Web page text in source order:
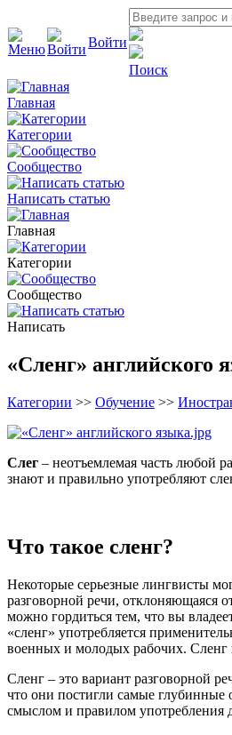
Войти
Поиск
Главная
Категории
Сообщество
Написать статью
Главная
Категории
Сообщество
Написать
«Cленг» английского
Категории >> Обучение >>
Слег – неотъемлемая часть любой
знают и правильно употребляют
Что такое сленг?
Некоторые серьезные лингвисты
разговорной речи, отклоняющаяся
можно гордиться тем, что вы
«сленг» употребляется
военных и молодых рабочих. Сленг
Сленг – это вариант разговорной
что они постигли самые глубинные
смыслом и правилом употребления